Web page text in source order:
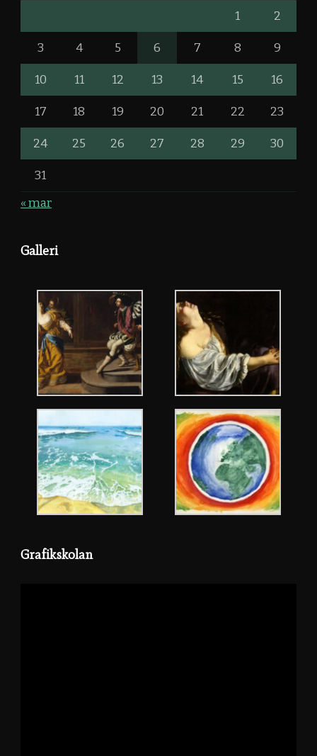
1 2
3 4 5 6 7 8 9
10 11 12 13 14 15 16
17 18 19 20 21 22 23
24 25 26 27 28 29 30
31
« mar
Galleri
Grafikskolan